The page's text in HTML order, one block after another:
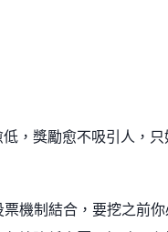
，獎勵愈不吸引人，只
票機制結合，要挖之前你